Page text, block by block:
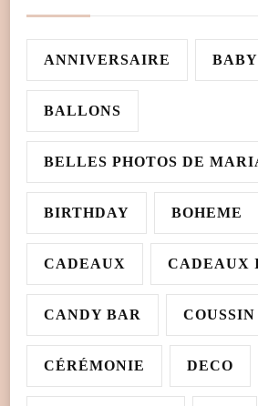
ANNIVERSAIRE
BALLONS
BELLES PHOTOS DE
BIRTHDAY BOHEME
CADEAUX CADEAUX
CANDY BAR
CÉRÉMONIE DECO